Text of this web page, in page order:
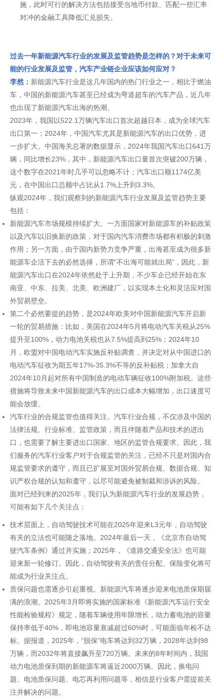
施，此时可行的解决方法包括接受当地币付款、匹配一些汇率
对冲的金融工具降低汇兑损失。
过去一年新能源汽车行业的发展及监管趋势是怎样的？对于未来可
能的行业发展及监管，汽车产业链企业应该如何应对？
李然： 新能源汽车行业是这几年国内的热门行业之一，相比于燃油
车，中国的新能源汽车甚至已经成为弯道超车的汽车产品，近几年
也出现了新能源汽车出海的热潮。
2023年，我国以522.1万辆汽车出口首次超越日本，成为全球汽车
出口第一；2024年，中国汽车尤其是新能源汽车的出口优势，进
一步扩大。中国海关总署的数据显示，2024年我国汽车出口641万
辆，同比增长23%，其中，新能源汽车出口量首次突破200万辆，
这个数字在2021年时几乎可以忽略不计；汽车出口额1174亿美
元，在中国出口总额中占比从1.7%上升到3.3%。
纵观2024年，我们观察到的新能源汽车行业发展及监管趋势主要
包括：
新能源汽车市场规模持续扩大。一方面国家对新能源车的补贴政策
以及汽车以旧换新的政策，对于国内汽车消费市场都有积极的刺激
作用；另一方面，由于国内新势力竞争严重，出海甚至成为很多新
能源车企活下去的必然选择，所谓“不出海可能就出局”，因此，新
能源汽车出口在2024年依然处于上升期，不少车企已经开始在东
南亚、中东、拉美、北美、欧洲建厂，以实现本土化和灵活应对国
外贸易壁垒。
第二个必然要提的趋势，是2024年欧美对中国新能源汽车开启新
一轮的贸易措施：比如，美国在2024年5月将电动汽车关税从25%
提升至100%，动力电池关税也从7.5%提高到25%；2024年10
月，欧盟对中国电动汽车实施反补贴调查，并决定对从中国进口的
电动汽车征收为期五年17%-35.3%不等的反补贴税；加拿大自
2024年10月起对所有中国制造的电动车辆征收100%附加税。这些
措施将导致未来中国新能源汽车的出口成本大幅增加，出口速度可
能会放缓。
汽车行业的合规监管也值得关注。汽车行业合规，不仅涉及中国的
法律法规、行业标准、监管政策，而且伴随着产品和技术的进出
口，也需要了解主要进出口国家、地区的监管合规要求。因此，我
们服务的汽车行业客户对于合规监管的关注，已经不只是对国内合
规监管要求的遵守，而且已扩展至对国外贸易合规、数据合规、知
识产权合规的认知和遵守，以尽可能避免被制裁和涉诉的风险。
面对已经到来的2025年，我们认为新能源汽车行业的发展趋势，
可能有如下几个关注点：
技术层面上，自动驾驶技术可能在2025年迎来L3元年，自动驾驶
有关的立法也可能随之落地。2024年最后一天，《北京市自动驾
驶汽车条例》通过并实施；2025年，《道路交通安全法》也可能
迎来新一轮修订。因此，自动驾驶有关的责任分配、保险变化将可
能成为行业关注点。
质保问题也需逐步引起重视。新能源汽车将逐步迎来电池质保期届
满的浪潮。2025年3月即将实施的国家标准《新能源汽车运行安全
性能检验规程》规定，随着车辆使用年限增长，动力蓄电池的容量
保持率低于40%，即电池容量衰减超过60%时，可能面临年检不达
标。据报道，2025年，“脱保”电车将达到32万辆，2028年达到98
万辆，而2032年将直接飙升至720万辆。未来的8年时间内，我国
动力电池质保到期的新能源车将逼近2000万辆。因此，换电问
题、电池质保问题、电芯再利用问题等，相信是行业客户需提前关
注并解决的问题。